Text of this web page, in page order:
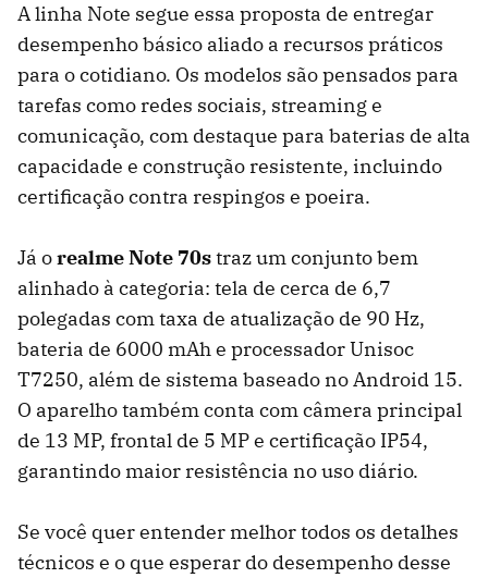
A linha Note segue essa proposta de entregar
desempenho básico aliado a recursos práticos
para o cotidiano. Os modelos são pensados para
tarefas como redes sociais, streaming e
comunicação, com destaque para baterias de alta
capacidade e construção resistente, incluindo
certificação contra respingos e poeira.
Já orealme Note 70straz um conjunto bem
alinhado à categoria: tela de cerca de 6,7
polegadas com taxa de atualização de 90 Hz,
bateria de 6000 mAh e processador Unisoc
T7250, além de sistema baseado no Android 15.
O aparelho também conta com câmera principal
de 13 MP, frontal de 5 MP e certificação IP54,
garantindo maior resistência no uso diário.
Se você quer entender melhor todos os detalhes
técnicos e o que esperar do desempenho desse